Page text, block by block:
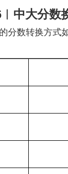
中大分数
分数转换方式